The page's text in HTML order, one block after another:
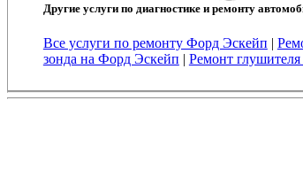
Другие услуги по диагностике и ремонту
Все услуги по ремонту Форд Эскейп |
зонда на Форд Эскейп | Ремонт